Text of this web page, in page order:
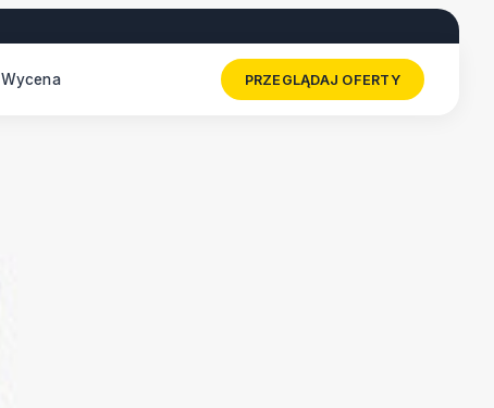
Wycena PRZEGLĄDAJ OFERTY